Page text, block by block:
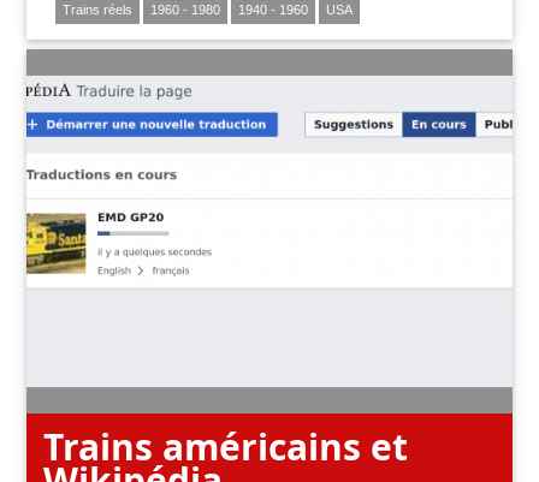
Trains réels 1960 - 1980 1940 - 1960 USA
Trains américains et